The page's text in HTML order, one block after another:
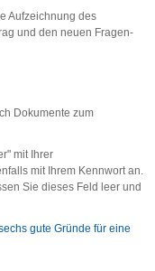
Aufzeichnung des
und den neuen Fragen-
Dokumente zum
mit Ihrer
mit Ihrem Kennwort an.
Sie dieses Feld leer und
gute Gründe für eine